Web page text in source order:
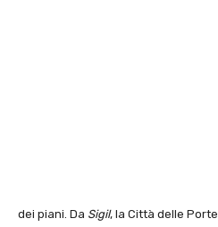
dei piani. Da Sigil, la Città delle